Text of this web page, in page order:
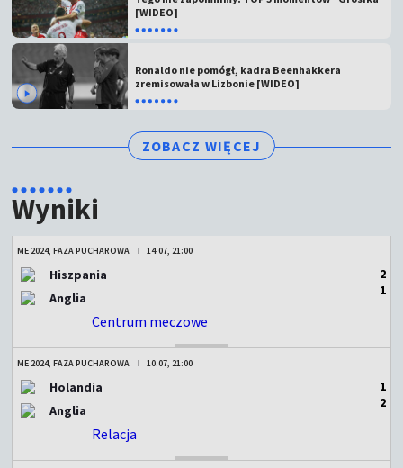
[WIDEO]
Ronaldo nie pomógł, kadra Beenhakkera
zremisowała w Lizbonie [WIDEO]
ZOBACZ WIĘCEJ
Wyniki
ME 2024, FAZA PUCHAROWA 14.07, 21:00
Hiszpania
Anglia
2
1
Centrum meczowe
ME 2024, FAZA PUCHAROWA 10.07, 21:00
Holandia
Anglia
1
2
Relacja